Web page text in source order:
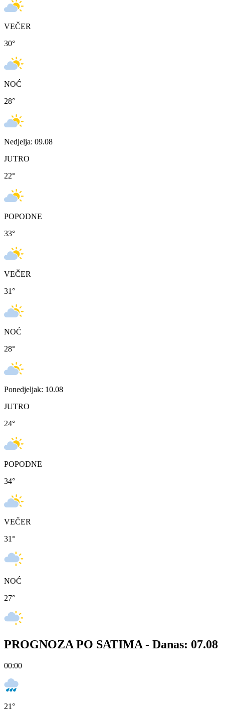
VEČER
30°
NOĆ
28°
Nedjelja: 09.08
JUTRO
22°
POPODNE
33°
VEČER
31°
NOĆ
28°
Ponedjeljak: 10.08
JUTRO
24°
POPODNE
34°
VEČER
31°
NOĆ
27°
PROGNOZA PO SATIMA - Danas: 07.08
00:00
21°